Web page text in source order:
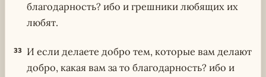
благодарность? ибо и грешники любящих их
любят.
33
И если делаете добро тем, которые вам делают
добро, какая вам за то благодарность? ибо и